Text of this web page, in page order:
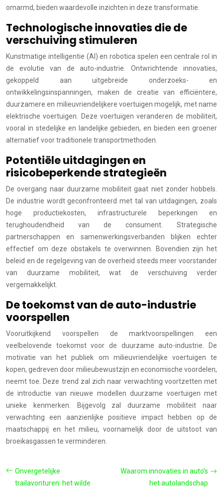
omarmd, bieden waardevolle inzichten in deze transformatie.
Technologische innovaties die de
verschuiving stimuleren
Kunstmatige intelligentie (AI) en robotica spelen een centrale rol in
de evolutie van de auto-industrie. Ontwrichtende innovaties,
gekoppeld aan uitgebreide onderzoeks- en
ontwikkelingsinspanningen, maken de creatie van efficiëntere,
duurzamere en milieuvriendelijkere voertuigen mogelijk, met name
elektrische voertuigen. Deze voertuigen veranderen de mobiliteit,
vooral in stedelijke en landelijke gebieden, en bieden een groener
alternatief voor traditionele transportmethoden.
Potentiële uitdagingen en
risicobeperkende strategieën
De overgang naar duurzame mobiliteit gaat niet zonder hobbels.
De industrie wordt geconfronteerd met tal van uitdagingen, zoals
hoge productiekosten, infrastructurele beperkingen en
terughoudendheid van de consument. Strategische
partnerschappen en samenwerkingsverbanden blijken echter
effectief om deze obstakels te overwinnen. Bovendien zijn het
beleid en de regelgeving van de overheid steeds meer voorstander
van duurzame mobiliteit, wat de verschuiving verder
vergemakkelijkt.
De toekomst van de auto-industrie
voorspellen
Vooruitkijkend voorspellen de marktvoorspellingen een
veelbelovende toekomst voor de duurzame auto-industrie. De
motivatie van het publiek om milieuvriendelijke voertuigen te
kopen, gedreven door milieubewustzijn en economische voordelen,
neemt toe. Deze trend zal zich naar verwachting voortzetten met
de introductie van nieuwe modellen duurzame voertuigen met
unieke kenmerken. Bijgevolg zal duurzame mobiliteit naar
verwachting een aanzienlijke positieve impact hebben op de
maatschappij en het milieu, voornamelijk door de uitstoot van
broeikasgassen te verminderen.
Onvergetelijke
trailavonturen: het wilde
Waarom innovaties in auto’s
het autolandschap